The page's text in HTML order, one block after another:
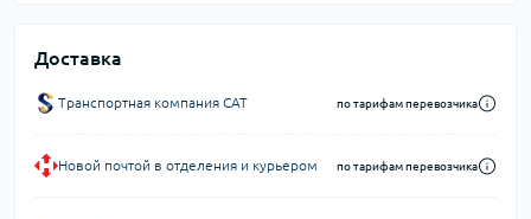
Доставка
Транспортная компания CAT по тарифам перевозчика
Новой почтой в отделения и курьером по тарифам перевозчика